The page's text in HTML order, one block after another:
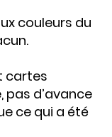
couleurs du
cartes
pas d’avance
ce qui a été